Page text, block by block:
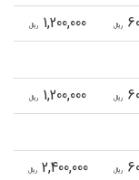
ریال 1,200,000 ریال
ریال 1,200,000 ریال
ریال 2,400,000 ریال